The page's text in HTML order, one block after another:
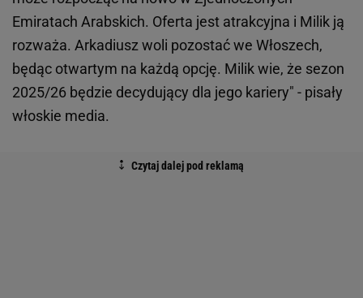
Emiratach Arabskich. Oferta jest atrakcyjna i Milik ją
rozważa. Arkadiusz woli pozostać we Włoszech,
będąc otwartym na każdą opcję. Milik wie, że sezon
2025/26 będzie decydujący dla jego kariery" - pisały
włoskie media.